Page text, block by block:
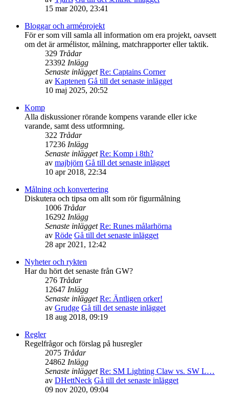
15 mar 2020, 23:41
Bloggar och arméprojekt
För er som vill samla all information om era projekt, oavsett
om det är armélistor, målning, matchrapporter eller taktik.
329 Trådar
23392 Inlägg
Senaste inlägget Re: Captains Corner
av Kaptenen Gå till det senaste inlägget
10 maj 2025, 20:52
Komp
Alla diskussioner rörande kompens varande eller icke
varande, samt dess utformning.
322 Trådar
17236 Inlägg
Senaste inlägget Re: Komp i 8th?
av majbjörn Gå till det senaste inlägget
10 apr 2018, 22:34
Målning och konvertering
Diskutera och tipsa om allt som rör figurmålning
1006 Trådar
16292 Inlägg
Senaste inlägget Re: Runes målarhörna
av Röde Gå till det senaste inlägget
28 apr 2021, 12:42
Nyheter och rykten
Har du hört det senaste från GW?
276 Trådar
12647 Inlägg
Senaste inlägget Re: Äntligen orker!
av Grudge Gå till det senaste inlägget
18 aug 2018, 09:19
Regler
Regelfrågor och förslag på husregler
2075 Trådar
24862 Inlägg
Senaste inlägget Re: SM Lighting Claw vs. SW L…
av DHettNeck Gå till det senaste inlägget
09 nov 2020, 09:04